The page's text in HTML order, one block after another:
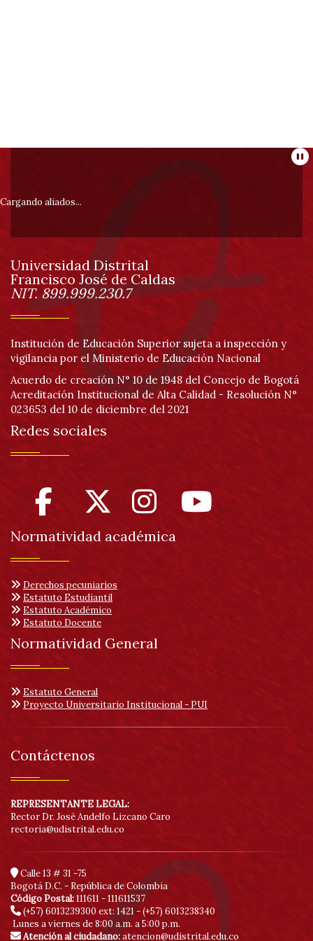
Información
pie
de
página
Cargando aliados...
Información
Universidad Distrital
Francisco José de Caldas
NIT. 899.999.230.7
Institución de Educación Superior sujeta a inspección y
vigilancia por el Ministerio de Educación Nacional
Acuerdo de creación N° 10 de 1948 del Concejo de Bogotá
Acreditación Institucional de Alta Calidad - Resolución N°
023653 del 10 de diciembre del 2021
Redes sociales
Normatividad académica
Derechos pecuniarios
Estatuto Estudiantil
Estatuto Académico
Estatuto Docente
Normatividad General
Estatuto General
Proyecto Universitario Institucional - PUI
Contáctenos
REPRESENTANTE LEGAL:
Rector Dr. José Andelfo Lizcano Caro
rectoria@udistrital.edu.co
Calle 13 # 31 -75
Bogotá D.C. - República de Colombia
Código Postal:111611 - 111611537
(+57) 6013239300 ext: 1421 - (+57) 6013238340
Lunes a viernes de 8:00 a.m. a 5:00 p.m.
Atención al ciudadano:atencion@udistrital.edu.co